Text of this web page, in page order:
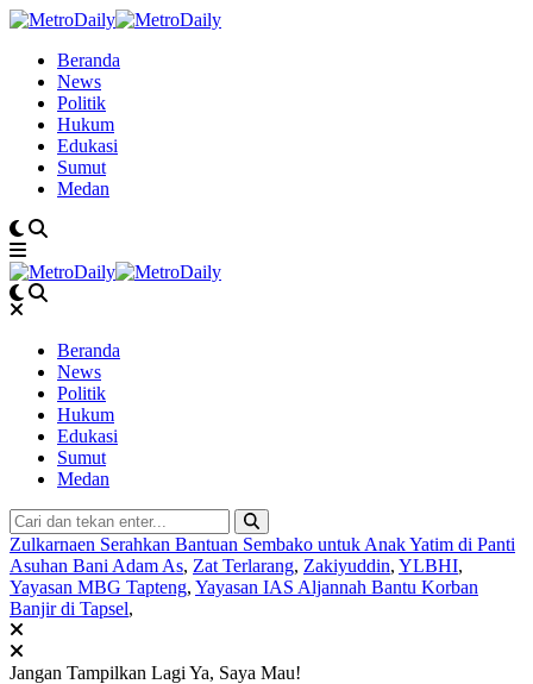
Beranda
News
Politik
Hukum
Edukasi
Sumut
Medan
Beranda
News
Politik
Hukum
Edukasi
Sumut
Medan
Zulkarnaen Serahkan Bantuan Sembako untuk Anak Yatim di Panti
Asuhan Bani Adam As, Zat Terlarang, Zakiyuddin, YLBHI,
Yayasan MBG Tapteng, Yayasan IAS Aljannah Bantu Korban
Banjir di Tapsel,
Jangan Tampilkan Lagi Ya, Saya Mau!